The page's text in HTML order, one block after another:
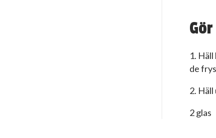
1.
de
2. Häll
2 glas